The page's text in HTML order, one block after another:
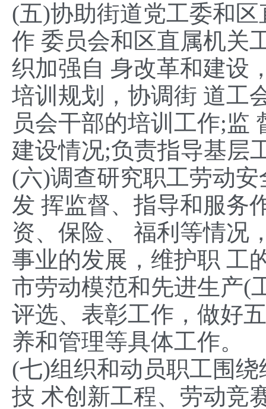
(五)协助街道党工委和
作 委员会和区直属机关
织加强自 身改革和建设
培训规划，协调街 道工
员会干部的培训工作;监
建设情况;负责指导基层
(六)调查研究职工劳动
发 挥监督、指导和服务
资、保险、 福利等情况
事业的发展，维护职 工
市劳动模范和先进生产(
评选、表彰工作，做好
养和管理等具体工作。
(七)组织和动员职工围
技 术创新工程、劳动竞